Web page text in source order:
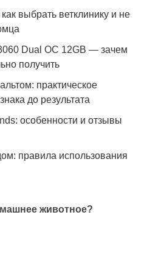
выбрать ветклинику и не
Dual OC 12GB — зачем
получить
практическое
до результата
особенности и отзывы
правила использования
животное?